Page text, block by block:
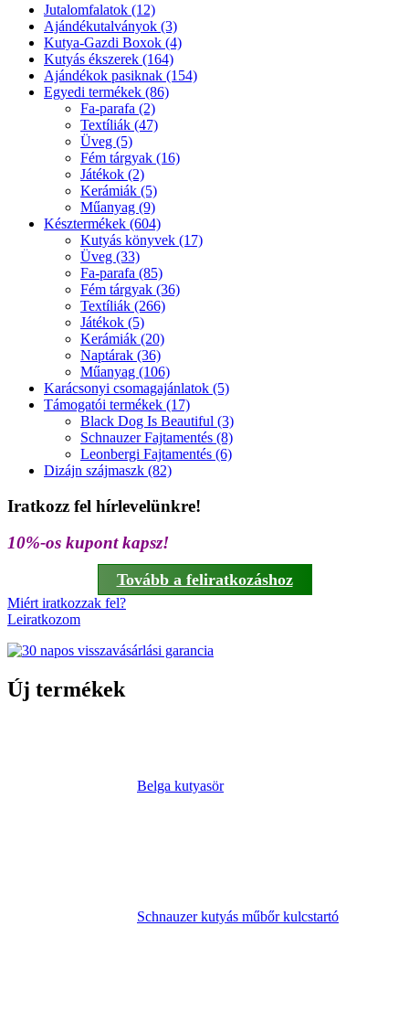
Jutalomfalatok (12)
Ajándékutalványok (3)
Kutya-Gazdi Boxok (4)
Kutyás ékszerek (164)
Ajándékok pasiknak (154)
Egyedi termékek (86)
Fa-parafa (2)
Textíliák (47)
Üveg (5)
Fém tárgyak (16)
Játékok (2)
Kerámiák (5)
Műanyag (9)
Késztermékek (604)
Kutyás könyvek (17)
Üveg (33)
Fa-parafa (85)
Fém tárgyak (36)
Textíliák (266)
Játékok (5)
Kerámiák (20)
Naptárak (36)
Műanyag (106)
Karácsonyi csomagajánlatok (5)
Támogatói termékek (17)
Black Dog Is Beautiful (3)
Schnauzer Fajtamentés (8)
Leonbergi Fajtamentés (6)
Dizájn szájmaszk (82)
Iratkozz fel hírlevelünkre!
10%-os kupont kapsz!
Tovább a feliratkozáshoz
Miért iratkozzak fel?
Leiratkozom
Új termékek
Belga kutyasör
Schnauzer kutyás műbőr kulcstartó